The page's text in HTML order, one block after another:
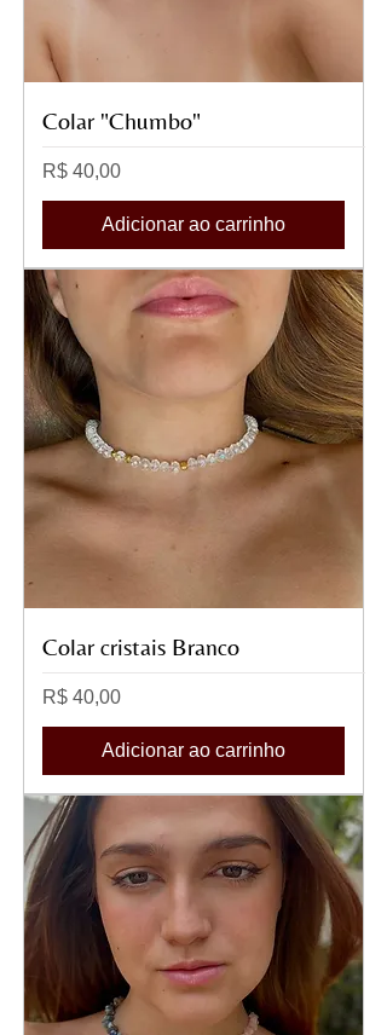
Colar "Chumbo"
Preço
R$ 40,00
Adicionar ao carrinho
Colar cristais Branco
Preço
R$ 40,00
Adicionar ao carrinho